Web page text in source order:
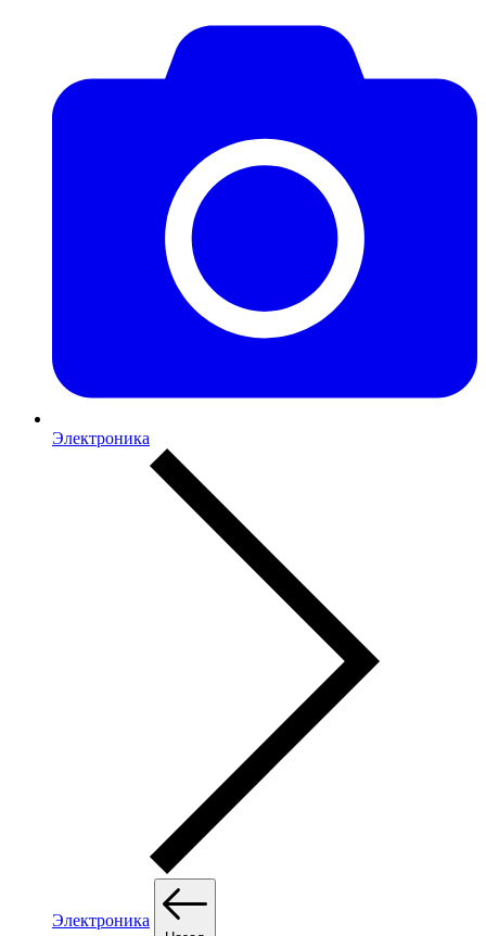
Электроника
Электроника